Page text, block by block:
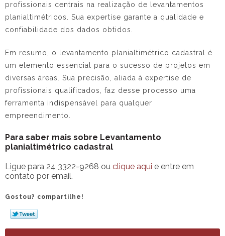
profissionais centrais na realização de levantamentos
planialtimétricos. Sua expertise garante a qualidade e
confiabilidade dos dados obtidos.
Em resumo, o levantamento planialtimétrico cadastral
é
um elemento essencial para o sucesso de projetos em
diversas áreas. Sua precisão, aliada à expertise de
profissionais qualificados, faz desse processo uma
ferramenta indispensável para qualquer
empreendimento.
Para saber mais sobre Levantamento
planialtimétrico cadastral
Ligue para 24 3322-9268 ou clique aqui e entre em
contato por email.
Gostou? compartilhe!